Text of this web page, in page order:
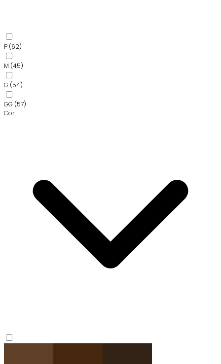
P (62)
M (45)
G (54)
GG (57)
Cor